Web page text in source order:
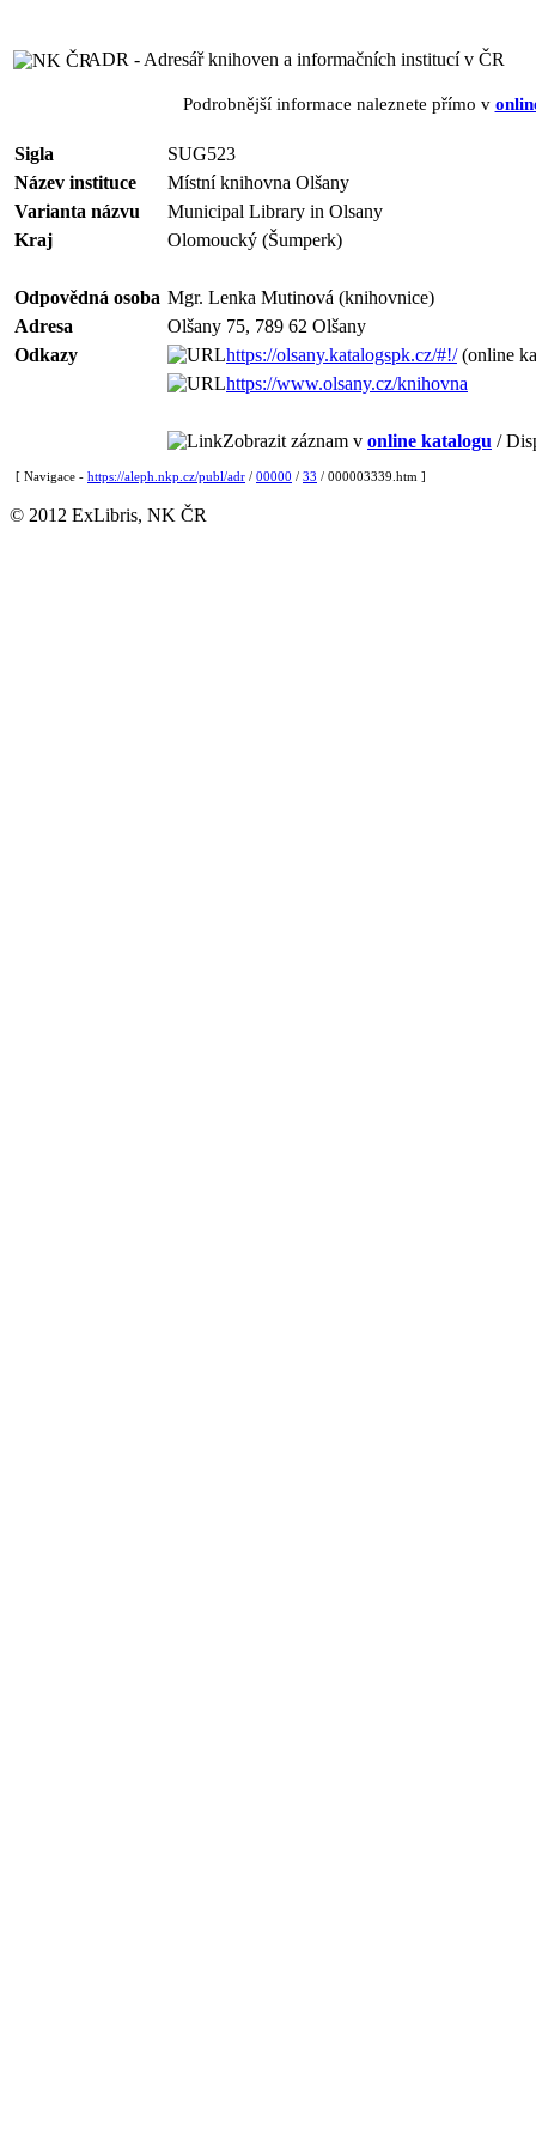
ADR - Adresář knihoven a informačních institucí v ČR
Podrobnější informace naleznete přímo v
Sigla
SUG523
Název instituce
Místní knihovna Olšany
Varianta názvu
Municipal Library in Olsany
Kraj
Olomoucký (Šumperk)
Odpovědná osoba Mgr. Lenka Mutinová (knihovnice)
Adresa
Olšany 75, 789 62 Olšany
Odkazy
https://olsany.katalogspk.cz/#!/(online
https://www.olsany.cz/knihovna
Zobrazit záznam v online katalogu /
[ Navigace - https://aleph.nkp.cz/publ/adr / 00000 / 33 / 000003339.htm ]
© 2012 ExLibris, NK ČR